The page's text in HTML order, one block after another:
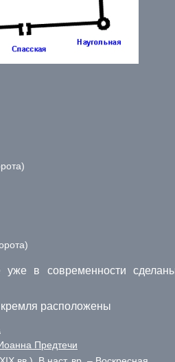
уже в современности
кремля расположены
Предтечи